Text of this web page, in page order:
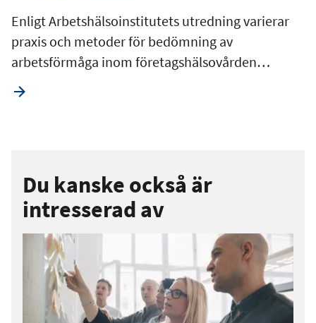
Enligt Arbetshälsoinstitutets utredning varierar
praxis och metoder för bedömning av
arbetsförmåga inom företagshälsovården…
Du kanske också är
intresserad av